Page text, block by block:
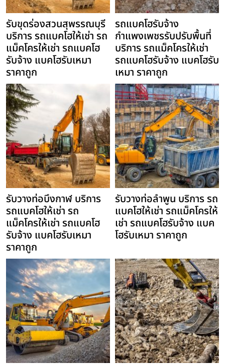
รับขุดร่องสวนสุพรรณบุรี
บริการ รถแบคโฮให้เช่า รถ
แม็คโครให้เช่า รถแบคโฮ
รับจ้าง แบคโฮรับเหมา
ราคาถูก
รถแบคโฮรับจ้าง
กำแพงเพชรรับปรับพื้นที่
บริการ รถแม็คโครให้เช่า
รถแบคโฮรับจ้าง แบคโฮรับ
เหมา ราคาถูก
รับวางท่อบึงกาฬ บริการ
รถแบคโฮให้เช่า รถ
แม็คโครให้เช่า รถแบคโฮ
รับจ้าง แบคโฮรับเหมา
ราคาถูก
รับวางท่อลำพูน บริการ รถ
แบคโฮให้เช่า รถแม็คโครให้
เช่า รถแบคโฮรับจ้าง แบค
โฮรับเหมา ราคาถูก